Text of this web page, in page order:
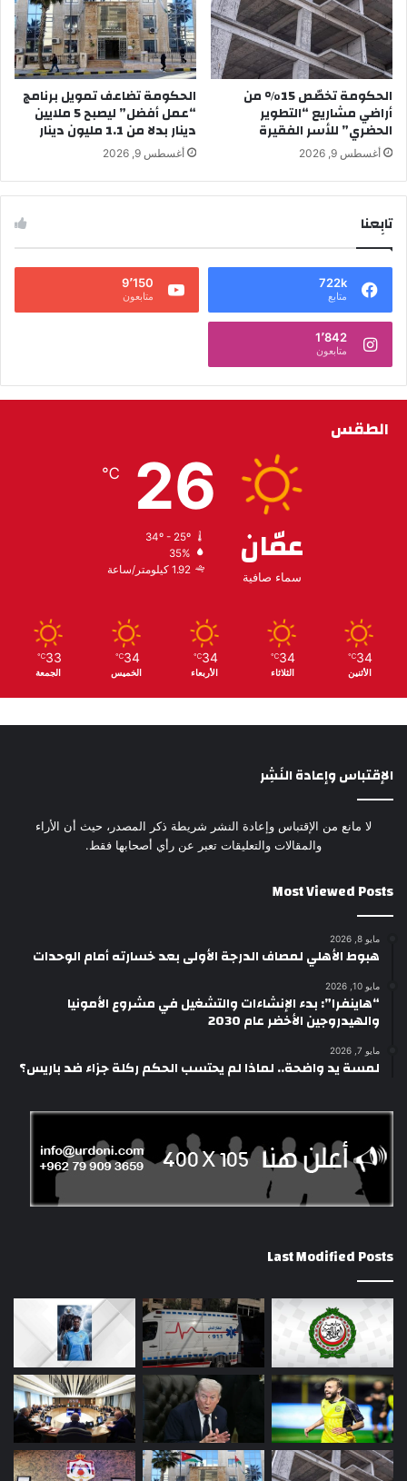
الحكومة تخصّص 15% من
أراضي مشاريع “التطوير
الحضري” للأسر الفقيرة
أغسطس 9, 2026
الحكومة تضاعف تمويل برنامج
“عمل أفضل” ليصبح 5 ملايين
دينار بدلا من 1.1 مليون دينار
أغسطس 9, 2026
تابِعنا
722k
متابع
9٬150
متابعون
1٬842
متابعون
الطقس
عمّان
سماء صافية
26
℃
34º - 25º
35%
1.92 كيلومتر/ساعة
34
℃
الأثنين
34
℃
الثلاثاء
34
℃
الأربعاء
34
℃
الخميس
33
℃
الجمعة
الإقتباس وإعادة النَشِر
لا مانع من الإقتباس وإعادة النشر شريطة ذكر المصدر، حيث أن الأراء
والمقالات والتعليقات تعبر عن رأي أصحابها فقط.
Most Viewed Posts
مايو 8, 2026
هبوط الأهلي لمصاف الدرجة الأولى بعد خسارته أمام الوحدات
مايو 10, 2026
“هاينفرا”: بدء الإنشاءات والتشغيل في مشروع الأمونيا
والهيدروجين الأخضر عام 2030
مايو 7, 2026
لمسة يد واضحة.. لماذا لم يحتسب الحكم ركلة جزاء ضد باريس؟
Last Modified Posts